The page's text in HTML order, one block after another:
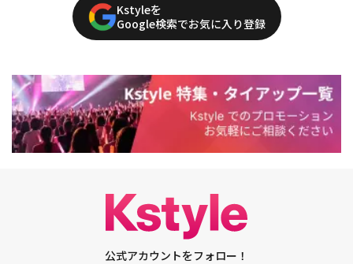
Kstyleを
Google検索でお気に入り登録
公式アカウントをフォロー！